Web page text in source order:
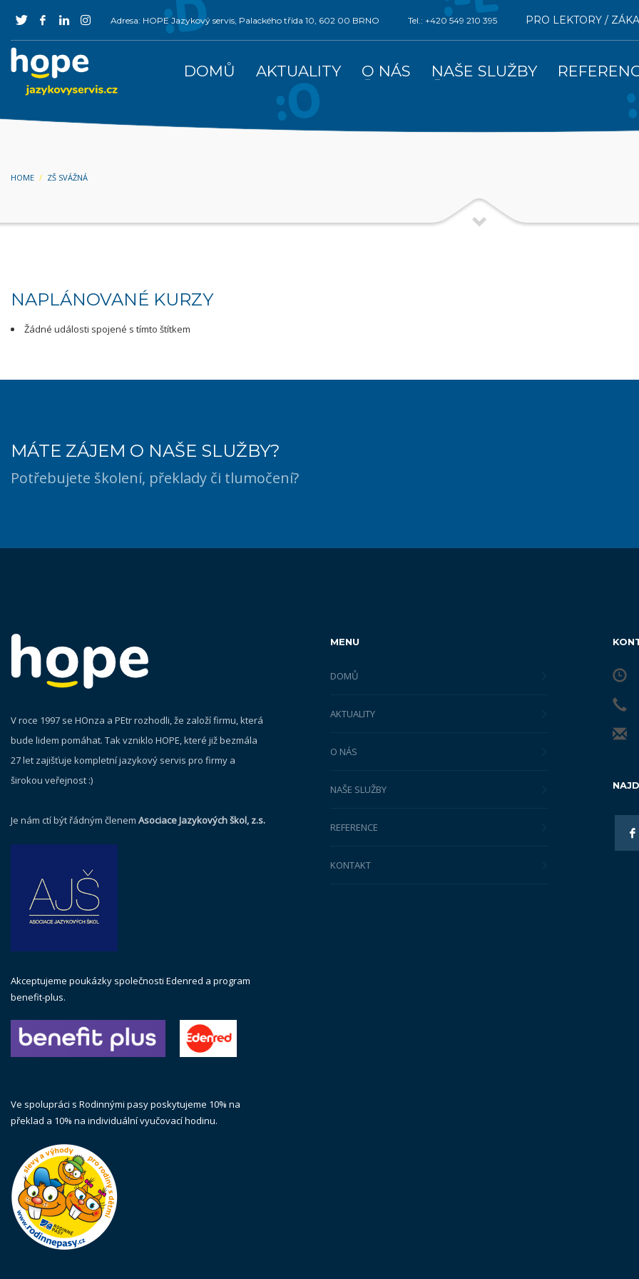
Adresa: HOPE Jazykový servis, Palackého třída 10, 602 00 BRNO Tel.: +420 549 210 395 PRO LEKTORY /
DOMŮ AKTUALITY O NÁS NAŠE SLUŽBY
HOME ZŠ SVÁŽNÁ
NAPLÁNOVANÉ KURZY
Žádné události spojené s tímto štítkem
MÁTE ZÁJEM O NAŠE SLUŽBY?
Potřebujete školení, překlady či tlumočení?
V roce 1997 se HOnza a PEtr rozhodli, že založí firmu, která
bude lidem pomáhat. Tak vzniklo HOPE, které již bezmála
27 let zajišťuje kompletní jazykový servis pro firmy a
širokou veřejnost :)
Je nám ctí být řádným členem Asociace Jazykových škol, z.s.
Akceptujeme poukázky společnosti Edenred a program
benefit-plus.
Ve spolupráci s Rodinnými pasy poskytujeme 10% na
překlad a 10% na individuální vyučovací hodinu.
MENU
DOMŮ
AKTUALITY
O NÁS
NAŠE SLUŽBY
REFERENCE
KONTAKT